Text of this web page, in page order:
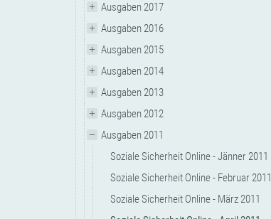
Ausgaben 2017
Ausgaben 2016
Ausgaben 2015
Ausgaben 2014
Ausgaben 2013
Ausgaben 2012
Ausgaben 2011
Soziale Sicherheit Online - Jänner 2011
Soziale Sicherheit Online - Februar 2011
Soziale Sicherheit Online - März 2011